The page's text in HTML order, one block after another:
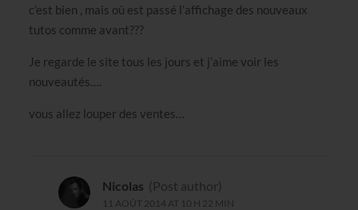
c’est bien , mais où est passé l’affichage des nouveaux
tutos comme avant???
Je regarde le site tous les jours et j’aime voir les
nouveautés….
vous allez louper des ventes…
Nicolas (Post author)
11 AOÛT 2014 AT 10 H 22 MIN